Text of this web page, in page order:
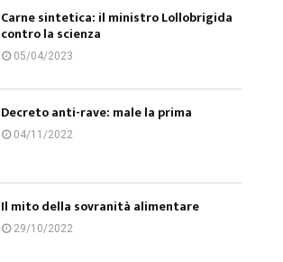
Carne sintetica: il ministro Lollobrigida
contro la scienza
05/04/2023
Decreto anti-rave: male la prima
04/11/2022
Il mito della sovranità alimentare
29/10/2022